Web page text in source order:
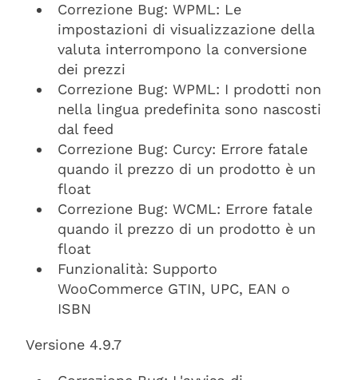
Correzione Bug: WPML: Le
impostazioni di visualizzazione della
valuta interrompono la conversione
dei prezzi
Correzione Bug: WPML: I prodotti non
nella lingua predefinita sono nascosti
dal feed
Correzione Bug: Curcy: Errore fatale
quando il prezzo di un prodotto è un
float
Correzione Bug: WCML: Errore fatale
quando il prezzo di un prodotto è un
float
Funzionalità: Supporto
WooCommerce GTIN, UPC, EAN o
ISBN
Versione 4.9.7